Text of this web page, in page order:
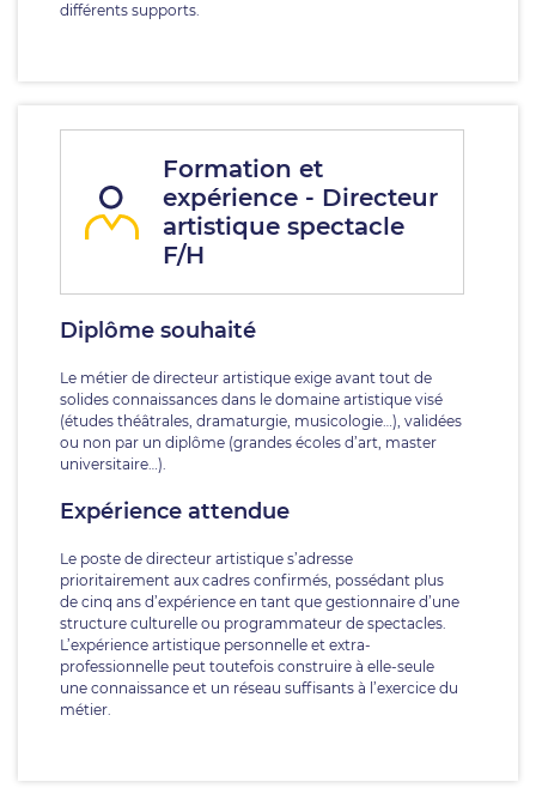
différents supports.
Formation et
expérience - Directeur
artistique spectacle
F/H
Diplôme souhaité
Le métier de directeur artistique exige avant tout de
solides connaissances dans le domaine artistique visé
(études théâtrales, dramaturgie, musicologie…), validées
ou non par un diplôme (grandes écoles d’art, master
universitaire…).
Expérience attendue
Le poste de directeur artistique s’adresse
prioritairement aux cadres confirmés, possédant plus
de cinq ans d’expérience en tant que gestionnaire d’une
structure culturelle ou programmateur de spectacles.
L’expérience artistique personnelle et extra-
professionnelle peut toutefois construire à elle-seule
une connaissance et un réseau suffisants à l’exercice du
métier.